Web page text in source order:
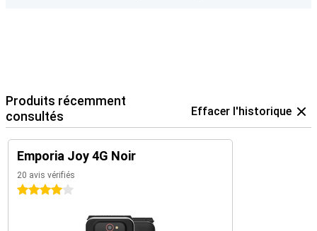
Produits récemment
consultés
Effacer l'historique
Emporia Joy 4G Noir
20 avis vérifiés
4 étoiles